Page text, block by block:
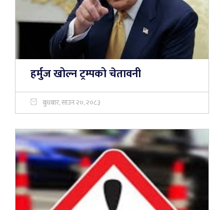
हर्मुज खोल्न ट्रम्पको चेतावनी
बुधबार, साउन २०, २०८३